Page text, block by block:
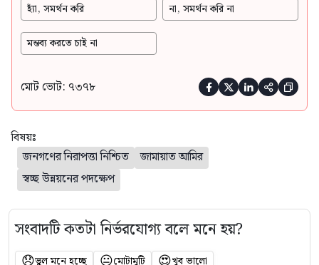
হ্যাঁ, সমর্থন করি না, সমর্থন করি না
মন্তব্য করতে চাই না
মোট ভোট: ৭৩৭৮     
বিষয়ঃ
জনগণের নিরাপত্তা নিশ্চিত
জামায়াত আমির
স্বচ্ছ উন্নয়নের পদক্ষেপ
সংবাদটি কতটা নির্ভরযোগ্য বলে মনে হয়?
ভুল মনে হচ্ছে মোটামুটি খুব ভালো